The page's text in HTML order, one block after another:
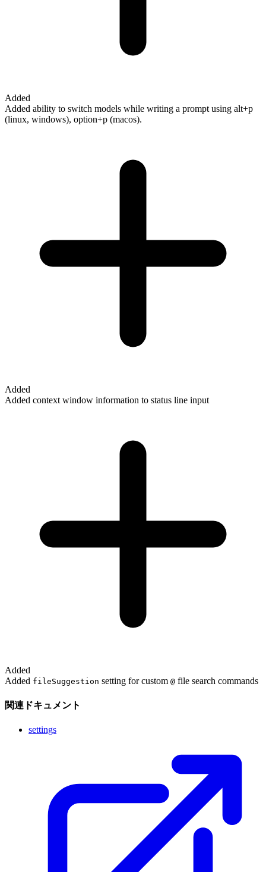
Added
Added ability to switch models while writing a prompt using alt+p
(linux, windows), option+p (macos).
Added
Added context window information to status line input
Added
Added fileSuggestion setting for custom @ file search commands
関連ドキュメント
settings